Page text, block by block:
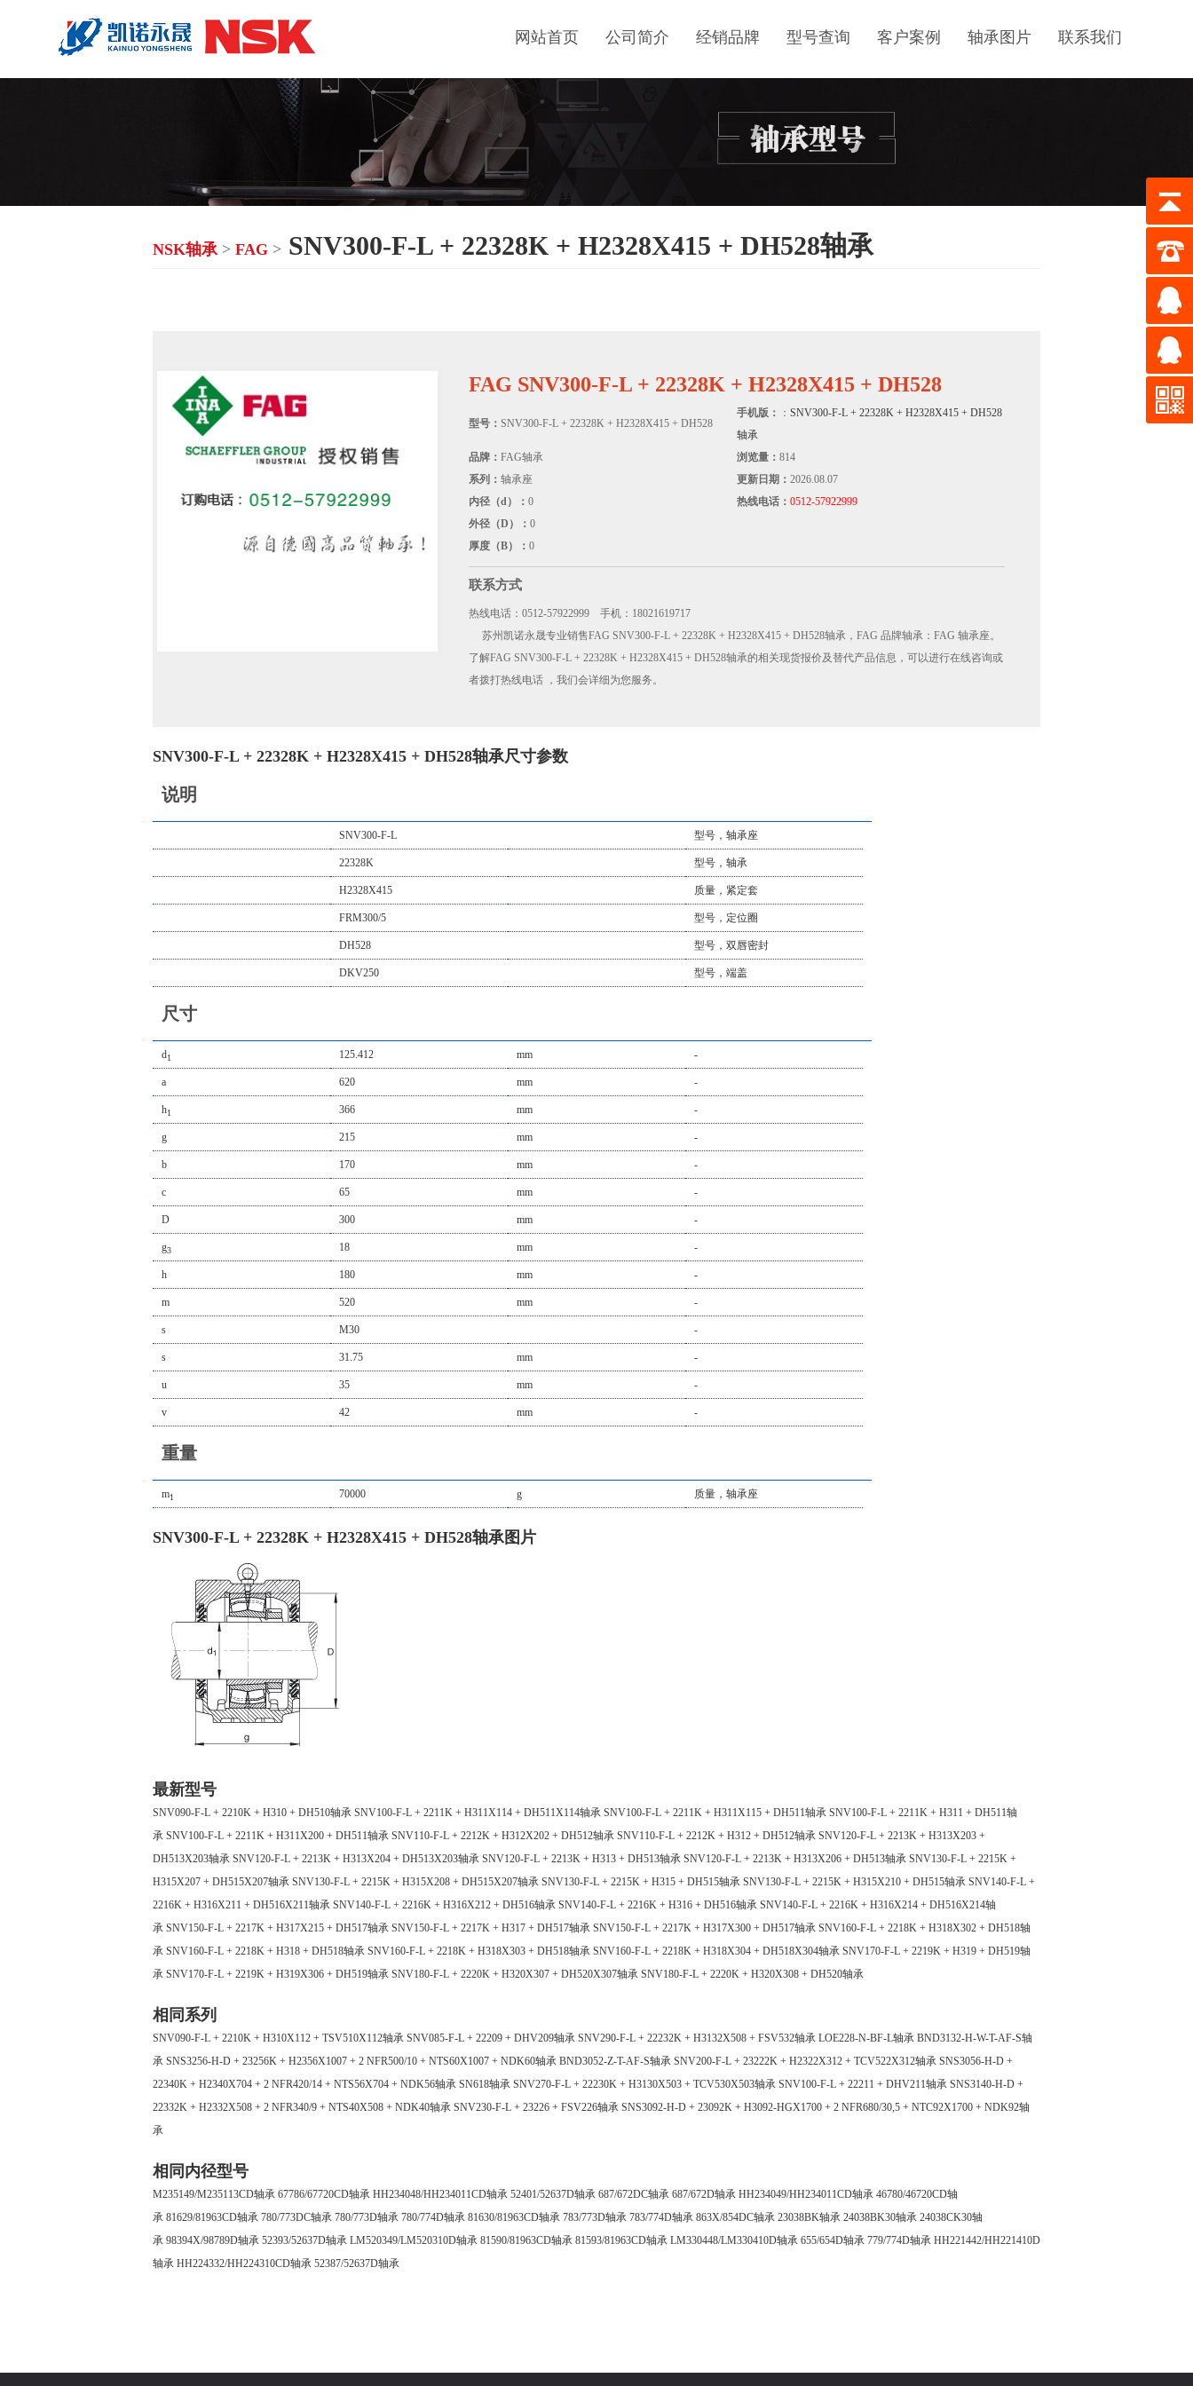
网站首页 公司简介 经销品牌 型号查询 客户案例 轴承图片 联系我们
NSK轴承> FAG > SNV300-F-L + 22328K + H2328X415 + DH528轴承
FAG SNV300-F-L + 22328K + H2328X415 + DH528
型号： SNV300-F-L + 22328K + H2328X415 + DH528
手机版： ： SNV300-F-L + 22328K + H2328X415 + DH528
轴承
品牌： FAG轴承 浏览量： 814
系列： 轴承座 更新日期： 2026.08.07
内径（d）： 0 热线电话： 0512-57922999
外径（D）： 0
厚度（B）： 0
联系方式
热线电话：0512-57922999 手机：18021619717
苏州凯诺永晟专业销售FAG SNV300-F-L + 22328K + H2328X415 + DH528轴承，FAG 品牌轴承：FAG 轴承座。
了解FAG SNV300-F-L + 22328K + H2328X415 + DH528轴承的相关现货报价及替代产品信息，可以进行在线咨询或
者拨打热线电话 ，我们会详细为您服务。
SNV300-F-L + 22328K + H2328X415 + DH528轴承尺寸参数
说明
SNV300-F-L 型号，轴承座
22328K 型号，轴承
H2328X415 质量，紧定套
FRM300/5 型号，定位圈
DH528 型号，双唇密封
DKV250 型号，端盖
尺寸
d1 125.412 mm -
a 620 mm -
h1 366 mm -
g 215 mm -
b 170 mm -
c 65 mm -
D 300 mm -
g3 18 mm -
h 180 mm -
m 520 mm -
s M30 -
s 31.75 mm -
u 35 mm -
v 42 mm -
重量
m1 70000 g 质量，轴承座
SNV300-F-L + 22328K + H2328X415 + DH528轴承图片
最新型号
SNV090-F-L + 2210K + H310 + DH510轴承 SNV100-F-L + 2211K + H311X114 + DH511X114轴承 SNV100-F-L + 2211K + H311X115 + DH511轴承 SNV100-F-L + 2211K + H311 + DH511轴
承 SNV100-F-L + 2211K + H311X200 + DH511轴承 SNV110-F-L + 2212K + H312X202 + DH512轴承 SNV110-F-L + 2212K + H312 + DH512轴承 SNV120-F-L + 2213K + H313X203 +
DH513X203轴承 SNV120-F-L + 2213K + H313X204 + DH513X203轴承 SNV120-F-L + 2213K + H313 + DH513轴承 SNV120-F-L + 2213K + H313X206 + DH513轴承 SNV130-F-L + 2215K +
H315X207 + DH515X207轴承 SNV130-F-L + 2215K + H315X208 + DH515X207轴承 SNV130-F-L + 2215K + H315 + DH515轴承 SNV130-F-L + 2215K + H315X210 + DH515轴承 SNV140-F-L +
2216K + H316X211 + DH516X211轴承 SNV140-F-L + 2216K + H316X212 + DH516轴承 SNV140-F-L + 2216K + H316 + DH516轴承 SNV140-F-L + 2216K + H316X214 + DH516X214轴
承 SNV150-F-L + 2217K + H317X215 + DH517轴承 SNV150-F-L + 2217K + H317 + DH517轴承 SNV150-F-L + 2217K + H317X300 + DH517轴承 SNV160-F-L + 2218K + H318X302 + DH518轴
承 SNV160-F-L + 2218K + H318 + DH518轴承 SNV160-F-L + 2218K + H318X303 + DH518轴承 SNV160-F-L + 2218K + H318X304 + DH518X304轴承 SNV170-F-L + 2219K + H319 + DH519轴
承 SNV170-F-L + 2219K + H319X306 + DH519轴承 SNV180-F-L + 2220K + H320X307 + DH520X307轴承 SNV180-F-L + 2220K + H320X308 + DH520轴承
相同系列
SNV090-F-L + 2210K + H310X112 + TSV510X112轴承 SNV085-F-L + 22209 + DHV209轴承 SNV290-F-L + 22232K + H3132X508 + FSV532轴承 LOE228-N-BF-L轴承 BND3132-H-W-T-AF-S轴
承 SNS3256-H-D + 23256K + H2356X1007 + 2 NFR500/10 + NTS60X1007 + NDK60轴承 BND3052-Z-T-AF-S轴承 SNV200-F-L + 23222K + H2322X312 + TCV522X312轴承 SNS3056-H-D +
22340K + H2340X704 + 2 NFR420/14 + NTS56X704 + NDK56轴承 SN618轴承 SNV270-F-L + 22230K + H3130X503 + TCV530X503轴承 SNV100-F-L + 22211 + DHV211轴承 SNS3140-H-D +
22332K + H2332X508 + 2 NFR340/9 + NTS40X508 + NDK40轴承 SNV230-F-L + 23226 + FSV226轴承 SNS3092-H-D + 23092K + H3092-HGX1700 + 2 NFR680/30,5 + NTC92X1700 + NDK92轴
承
相同内径型号
M235149/M235113CD轴承 67786/67720CD轴承 HH234048/HH234011CD轴承 52401/52637D轴承 687/672DC轴承 687/672D轴承 HH234049/HH234011CD轴承 46780/46720CD轴
承 81629/81963CD轴承 780/773DC轴承 780/773D轴承 780/774D轴承 81630/81963CD轴承 783/773D轴承 783/774D轴承 863X/854DC轴承 23038BK轴承 24038BK30轴承 24038CK30轴
承 98394X/98789D轴承 52393/52637D轴承 LM520349/LM520310D轴承 81590/81963CD轴承 81593/81963CD轴承 LM330448/LM330410D轴承 655/654D轴承 779/774D轴承 HH221442/HH221410D
轴承 HH224332/HH224310CD轴承 52387/52637D轴承